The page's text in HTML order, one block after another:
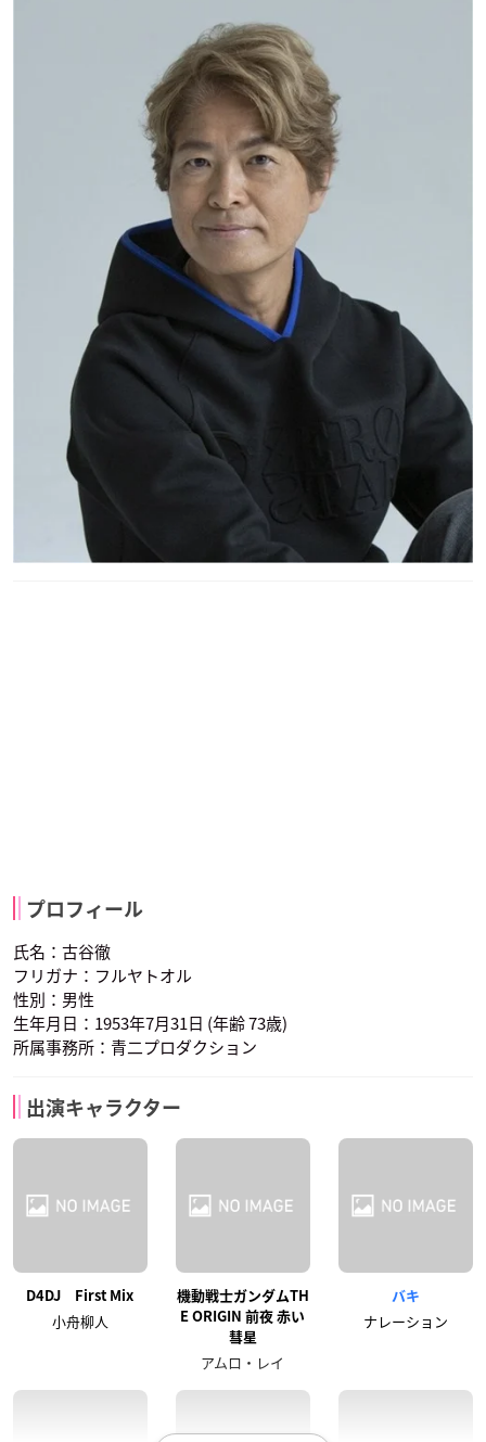
プロフィール
氏名：古谷徹
フリガナ：フルヤトオル
性別：男性
生年月日：1953年7月31日 (年齢 73歳)
所属事務所：青二プロダクション
出演キャラクター
D4DJ First Mix
小舟柳人
機動戦士ガンダムTH
E ORIGIN 前夜 赤い
彗星
アムロ・レイ
バキ
ナレーション